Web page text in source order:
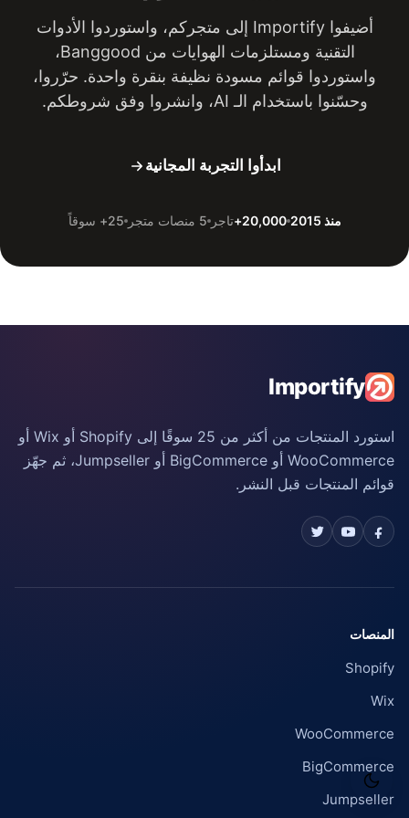
أضيفوا Importify إلى متجركم، واستوردوا الأدوات
التقنية ومستلزمات الهوايات من Banggood،
واستوردوا قوائم مسودة نظيفة بنقرة واحدة. حرّروا،
وحسّنوا باستخدام الـ AI، وانشروا وفق شروطكم.
ابدأوا التجربة المجانية
منذ 2015 20,000+ تاجر 5 منصات متجر 25+ سوقاً
Importify
استورد المنتجات من أكثر من 25 سوقًا إلى Shopify أو Wix أو
WooCommerce أو BigCommerce أو Jumpseller، ثم جهّز
قوائم المنتجات قبل النشر.
المنصات
Shopify
Wix
WooCommerce
BigCommerce
Jumpseller